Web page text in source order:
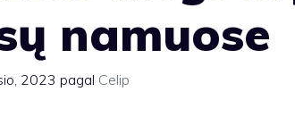
namuose
2023 pagal Celip